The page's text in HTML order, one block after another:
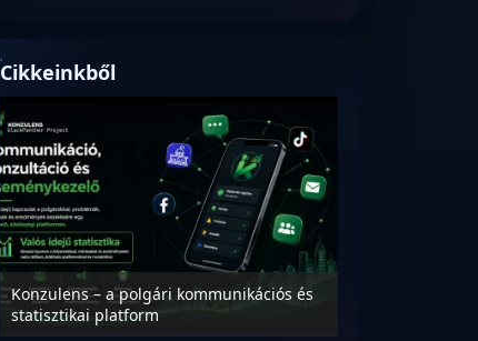
Cikkeinkből
Konzulens – a polgári kommunikációs és
statisztikai platform